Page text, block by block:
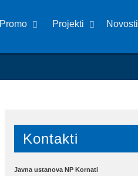
Promo Projekti Novosti
Kontakti
Javna ustanova NP Kornati